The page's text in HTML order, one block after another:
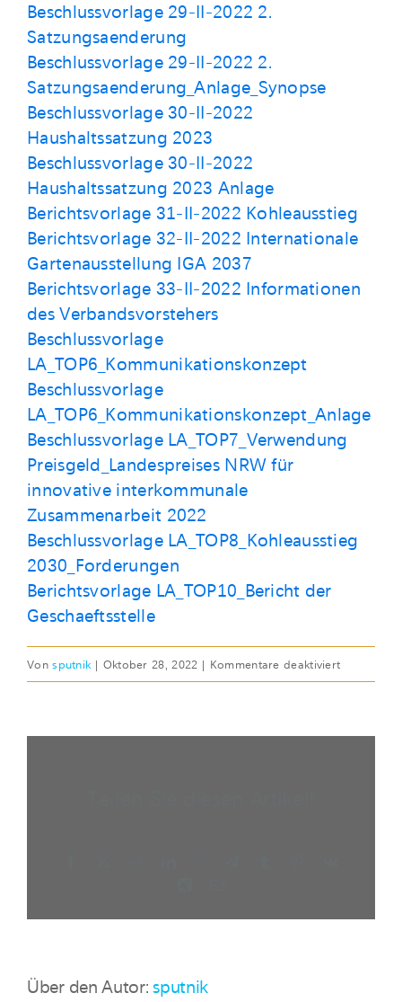
Beschlussvorlage 29-II-2022 2.
Satzungsaenderung
Beschlussvorlage 29-II-2022 2.
Satzungsaenderung_Anlage_Synopse
Beschlussvorlage 30-II-2022
Haushaltssatzung 2023
Beschlussvorlage 30-II-2022
Haushaltssatzung 2023 Anlage
Berichtsvorlage 31-II-2022 Kohleausstieg
Berichtsvorlage 32-II-2022 Internationale
Gartenausstellung IGA 2037
Berichtsvorlage 33-II-2022 Informationen
des Verbandsvorstehers
Beschlussvorlage
LA_TOP6_Kommunikationskonzept
Beschlussvorlage
LA_TOP6_Kommunikationskonzept_Anlage
Beschlussvorlage LA_TOP7_Verwendung
Preisgeld_Landespreises NRW für
innovative interkommunale
Zusammenarbeit 2022
Beschlussvorlage LA_TOP8_Kohleausstieg
2030_Forderungen
Berichtsvorlage LA_TOP10_Bericht der
Geschaeftsstelle
Vonsputnik | Oktober 28, 2022 | Kommentare deaktiviertfür
OKT
Über den Autor:sputnik